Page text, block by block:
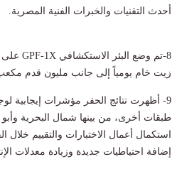
أحدث التقنيات والخبرات الفنية المصرية.
زيت خام يومياً إلى جانب مليون قدم مكعب
9- أظهرت نتائج الحفر مؤشرات إيجابية
طبقات أخرى، من بينها شمال البحرية
استكمال أعمال الاختبارات والتقييم خلال
إضافة احتياطيات جديدة وزيادة معدلات